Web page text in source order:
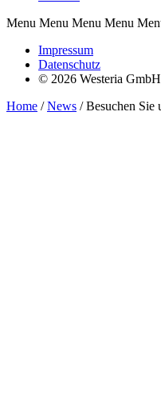
Menu Menu Menu Menu
Impressum
Datenschutz
© 2026 Westeria GmbH
Home /News /Besuchen Sie